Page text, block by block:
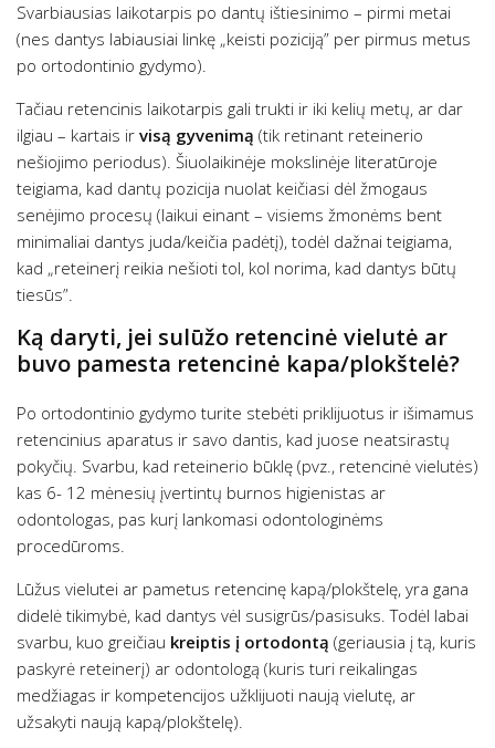
Svarbiausias laikotarpis po dantų ištiesinimo – pirmi metai
(nes dantys labiausiai linkę „keisti poziciją” per pirmus metus
po ortodontinio gydymo).
Tačiau retencinis laikotarpis gali trukti ir iki kelių metų, ar dar
ilgiau – kartais ir visą gyvenimą (tik retinant reteinerio
nešiojimo periodus). Šiuolaikinėje mokslinėje literatūroje
teigiama, kad dantų pozicija nuolat keičiasi dėl žmogaus
senėjimo procesų (laikui einant – visiems žmonėms bent
minimaliai dantys juda/keičia padėtį), todėl dažnai teigiama,
kad „reteinerį reikia nešioti tol, kol norima, kad dantys būtų
tiesūs”.
Ką daryti, jei sulūžo retencinė vielutė ar
buvo pamesta retencinė kapa/plokštelė?
Po ortodontinio gydymo turite stebėti priklijuotus ir išimamus
retencinius aparatus ir savo dantis, kad juose neatsirastų
pokyčių. Svarbu, kad reteinerio būklę (pvz., retencinė vielutės)
kas 6- 12 mėnesių įvertintų burnos higienistas ar
odontologas, pas kurį lankomasi odontologinėms
procedūroms.
Lūžus vielutei ar pametus retencinę kapą/plokštelę, yra gana
didelė tikimybė, kad dantys vėl susigrūs/pasisuks. Todėl labai
svarbu, kuo greičiau kreiptis į ortodontą (geriausia į tą, kuris
paskyrė reteinerį) ar odontologą (kuris turi reikalingas
medžiagas ir kompetencijos užklijuoti naują vielutę, ar
užsakyti naują kapą/plokštelę).